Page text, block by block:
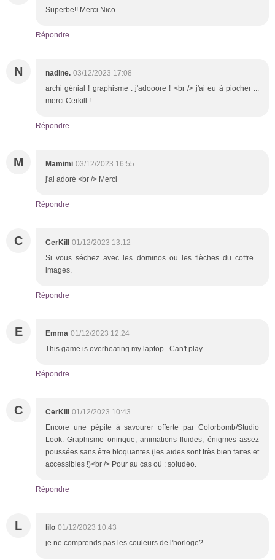
Superbe!! Merci Nico
Répondre
N nadine. 03/12/2023 17:08
archi génial ! graphisme : j'adooore ! <br /> j'ai eu à piocher ...
merci Cerkill !
Répondre
M Mamimi 03/12/2023 16:55
j'ai adoré <br /> Merci
Répondre
C CerKill 01/12/2023 13:12
Si vous séchez avec les dominos ou les flèches du coffre...
images.
Répondre
E Emma 01/12/2023 12:24
This game is overheating my laptop. Can't play
Répondre
C CerKill 01/12/2023 10:43
Encore une pépite à savourer offerte par Colorbomb/Studio
Look. Graphisme onirique, animations fluides, énigmes assez
poussées sans être bloquantes (les aides sont très bien faites et
accessibles !)<br /> Pour au cas où : soludéo.
Répondre
L lilo 01/12/2023 10:43
je ne comprends pas les couleurs de l'horloge?